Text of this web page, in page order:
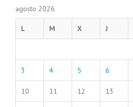
agosto 2026
L M X J
3 4 5 6
10 11 12 13